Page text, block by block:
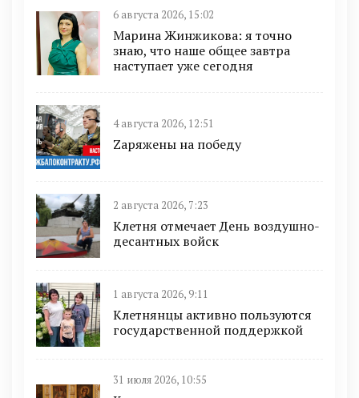
6 августа 2026, 15:02
Марина Жинжикова: я точно
знаю, что наше общее завтра
наступает уже сегодня
4 августа 2026, 12:51
Zаряжены на победу
2 августа 2026, 7:23
Клетня отмечает День воздушно-
десантных войск
1 августа 2026, 9:11
Клетнянцы активно пользуются
государственной поддержкой
31 июля 2026, 10:55